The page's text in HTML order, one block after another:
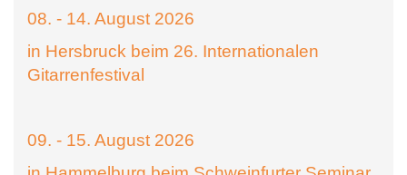
08. - 14. August 2026
in Hersbruck beim 26. Internationalen
Gitarrenfestival
09. - 15. August 2026